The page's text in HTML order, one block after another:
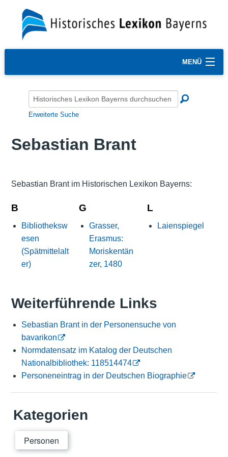
MENÜ
Erweiterte Suche
Sebastian Brant
Sebastian Brant im Historischen Lexikon Bayerns:
B
Bibliotheksw
esen
(Spätmittelalt
er)
G
Grasser,
Erasmus:
Moriskentän
zer, 1480
L
Laienspiegel
Weiterführende Links
Sebastian Brant in der Personensuche von
bavarikon
Normdatensatz im Katalog der Deutschen
Nationalbibliothek: 118514474
Personeneintrag in der Deutschen Biographie
Kategorien
Personen